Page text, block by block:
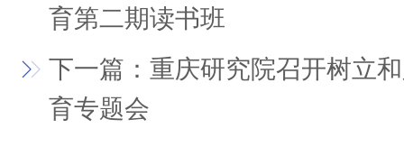
育第二期读书班
下一篇：重庆研究院召开树立
育专题会